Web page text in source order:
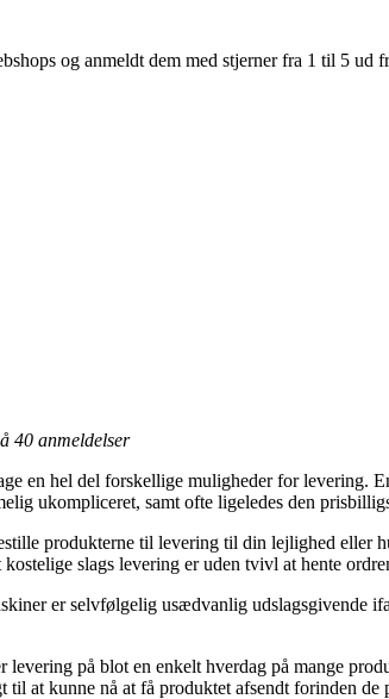
og anmeldt dem med stjerner fra 1 til 5
40 anmeldelser
en hel del forskellige muligheder for
ukompliceret, samt ofte ligeledes den
produkterne til levering til din lejlighed eller
slags levering er uden tvivl at hente
er selvfølgelig usædvanlig udslagsgivende
på blot en enkelt hverdag på mange
til at kunne nå at få produktet afsendt forinden de